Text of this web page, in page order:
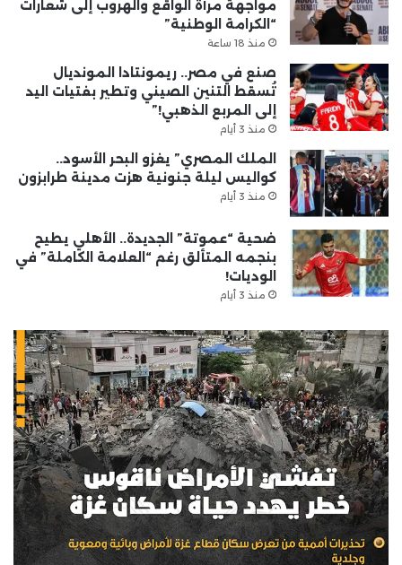
مواجهة مرآة الواقع والهروب إلى شعارات
“الكرامة الوطنية”
منذ 18 ساعة
صنع في مصر.. ريمونتادا المونديال
تُسقط التنين الصيني وتطير بفتيات اليد
إلى المربع الذهبي!”
منذ 3 أيام
الملك المصري” يغزو البحر الأسود..
كواليس ليلة جنونية هزت مدينة طرابزون
منذ 3 أيام
ضحية “عموتة” الجديدة.. الأهلي يطيح
بنجمه المتألق رغم “العلامة الكاملة” في
الوديات!
منذ 3 أيام